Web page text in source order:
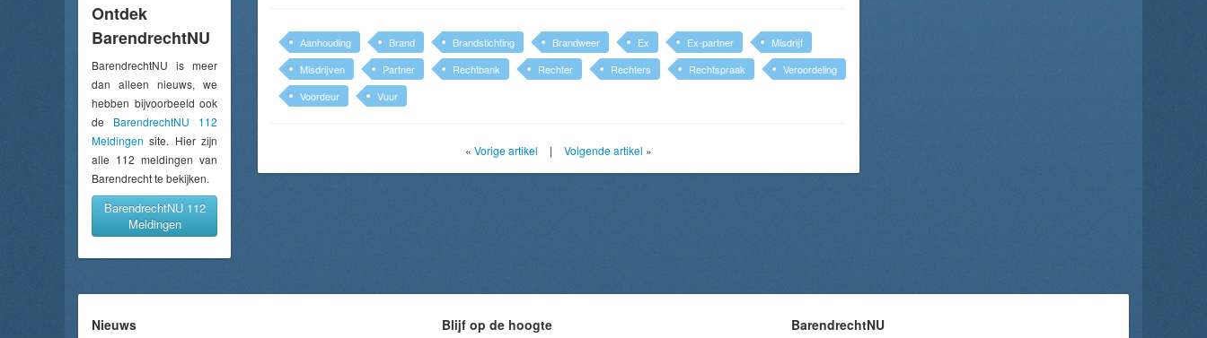
Ontdek
BarendrechtNU
BarendrechtNU is meer
dan alleen nieuws, we
hebben bijvoorbeeld ook
de BarendrechtNU 112
Meldingen site. Hier zijn
alle 112 meldingen van
Barendrecht te bekijken.
BarendrechtNU 112
Meldingen
Aanhouding Brand Brandstichting Brandweer Ex Ex-partner
Misdrijf
Misdrijven
Partner Rechtbank Rechter Rechters Rechtspraak
Veroordeling
Voordeur
Vuur
« Vorige artikel | Volgende artikel »
Nieuws
Blijf op de hoogte
BarendrechtNU